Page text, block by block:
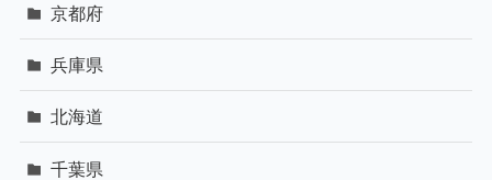
京都府
兵庫県
北海道
千葉県